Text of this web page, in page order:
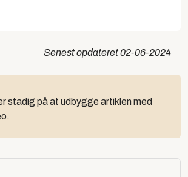
Senest opdateret02-06-2024
stadig på at udbygge artiklen med